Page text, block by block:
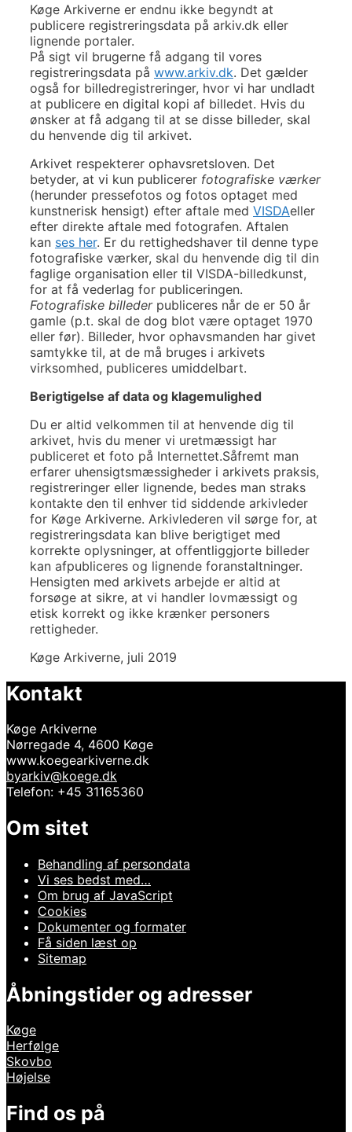
Køge Arkiverne er endnu ikke begyndt at
publicere registreringsdata på arkiv.dk eller
lignende portaler.
På sigt vil brugerne få adgang til vores
registreringsdata på www.arkiv.dk. Det gælder
også for billedregistreringer, hvor vi har undladt
at publicere en digital kopi af billedet. Hvis du
ønsker at få adgang til at se disse billeder, skal
du henvende dig til arkivet.
Arkivet respekterer ophavsretsloven. Det
betyder, at vi kun publicerer fotografiske værker
(herunder pressefotos og fotos optaget med
kunstnerisk hensigt) efter aftale med VISDAeller
efter direkte aftale med fotografen. Aftalen
kan ses her. Er du rettighedshaver til denne type
fotografiske værker, skal du henvende dig til din
faglige organisation eller til VISDA-billedkunst,
for at få vederlag for publiceringen.
Fotografiske billeder publiceres når de er 50 år
gamle (p.t. skal de dog blot være optaget 1970
eller før). Billeder, hvor ophavsmanden har givet
samtykke til, at de må bruges i arkivets
virksomhed, publiceres umiddelbart.
Berigtigelse af data og klagemulighed
Du er altid velkommen til at henvende dig til
arkivet, hvis du mener vi uretmæssigt har
publiceret et foto på Internettet.Såfremt man
erfarer uhensigtsmæssigheder i arkivets praksis,
registreringer eller lignende, bedes man straks
kontakte den til enhver tid siddende arkivleder
for Køge Arkiverne. Arkivlederen vil sørge for, at
registreringsdata kan blive berigtiget med
korrekte oplysninger, at offentliggjorte billeder
kan afpubliceres og lignende foranstaltninger.
Hensigten med arkivets arbejde er altid at
forsøge at sikre, at vi handler lovmæssigt og
etisk korrekt og ikke krænker personers
rettigheder.
Køge Arkiverne, juli 2019
Kontakt
Køge Arkiverne
Nørregade 4, 4600 Køge
www.koegearkiverne.dk
byarkiv@koege.dk
Telefon: +45 31165360
Om sitet
Behandling af persondata
Vi ses bedst med…
Om brug af JavaScript
Cookies
Dokumenter og formater
Få siden læst op
Sitemap
Åbningstider og adresser
Køge
Herfølge
Skovbo
Højelse
Find os på